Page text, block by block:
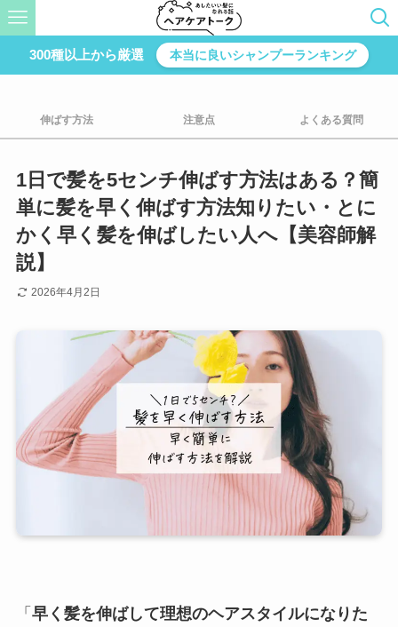
300種以上から厳選 本当に良いシャンプーランキング
伸ばす方法 注意点 よくある質問
1日で髪を5センチ伸ばす方法はある？簡
単に髪を早く伸ばす方法知りたい・とに
かく早く髪を伸ばしたい人へ【美容師解
説】
2026年4月2日
「 早く髪を伸ばして理想のヘアスタイルになりた